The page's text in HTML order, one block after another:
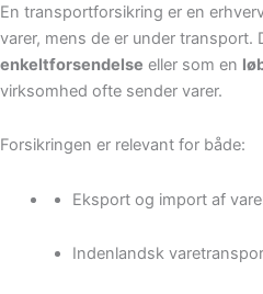
En transportforsikring er en
varer, mens de er under transport.
enkeltforsendelse eller som en
virksomhed ofte sender varer.
Forsikringen er relevant for både:
Eksport og import af
Indenlandsk